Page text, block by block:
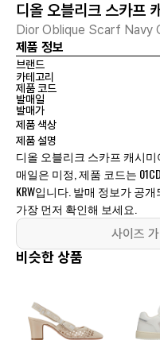
디올 오블리크 스카프
Dior Oblique Scarf Navy
제품 정보
브랜드
카테고리
제품 코드
발매일
발매가
제품 색상
제품 설명
디올 오블리크 스카프 캐시
매일은 미정, 제품 코드는
KRW입니다. 발매 정보가 공
가장 먼저 확인해 보세요.
사이즈
비슷한 상품